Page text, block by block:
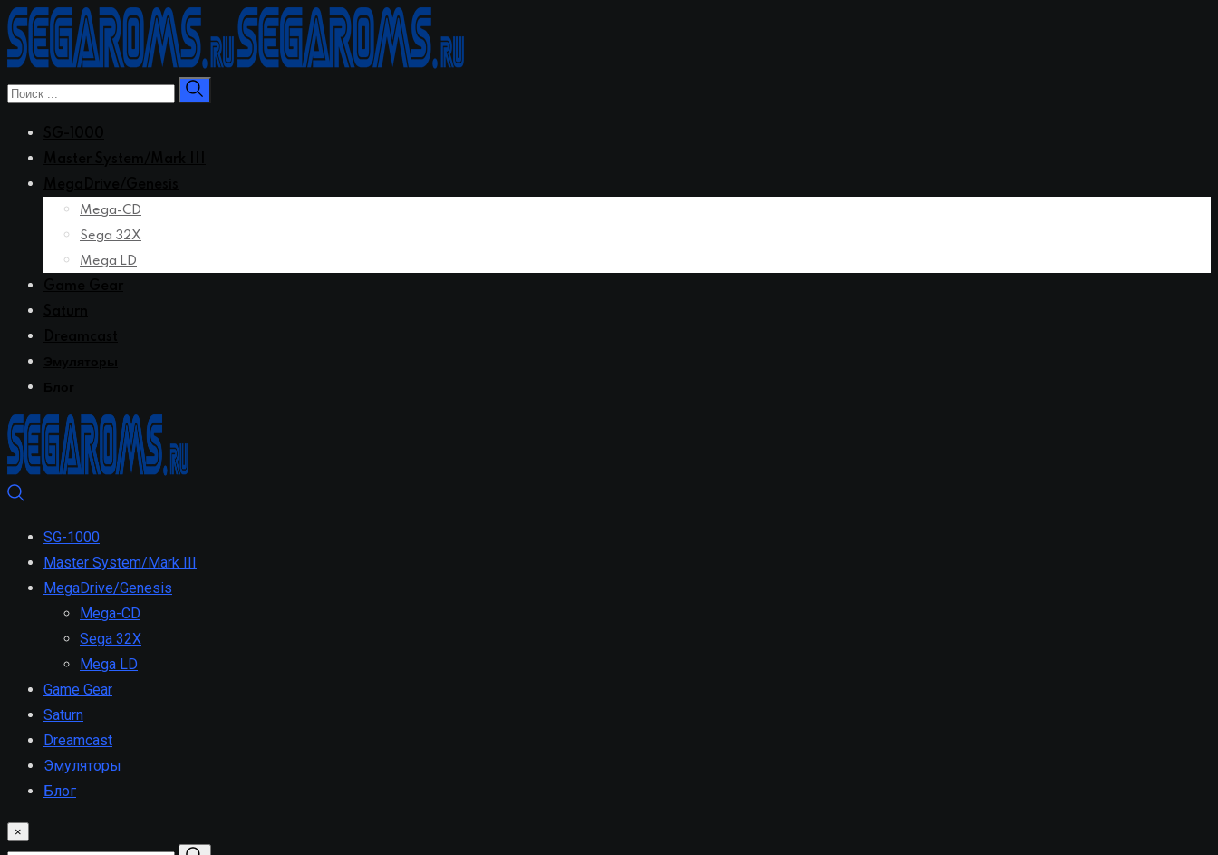
Перейти
к
контенту
Mega-CD
Sega 32X
Mega LD
SG-1000
Master System/Mark III
MegaDrive/Genesis
Mega-CD
Sega 32X
Mega LD
Game Gear
Saturn
Dreamcast
Эмуляторы
Блог
×